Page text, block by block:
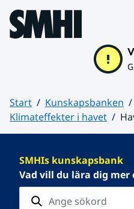
Hoppa till sidans innehåll
Start Kunskapsbanken
Klimateffekter i havet
SMHIs kunskapsbank
Vad vill du lära dig mer